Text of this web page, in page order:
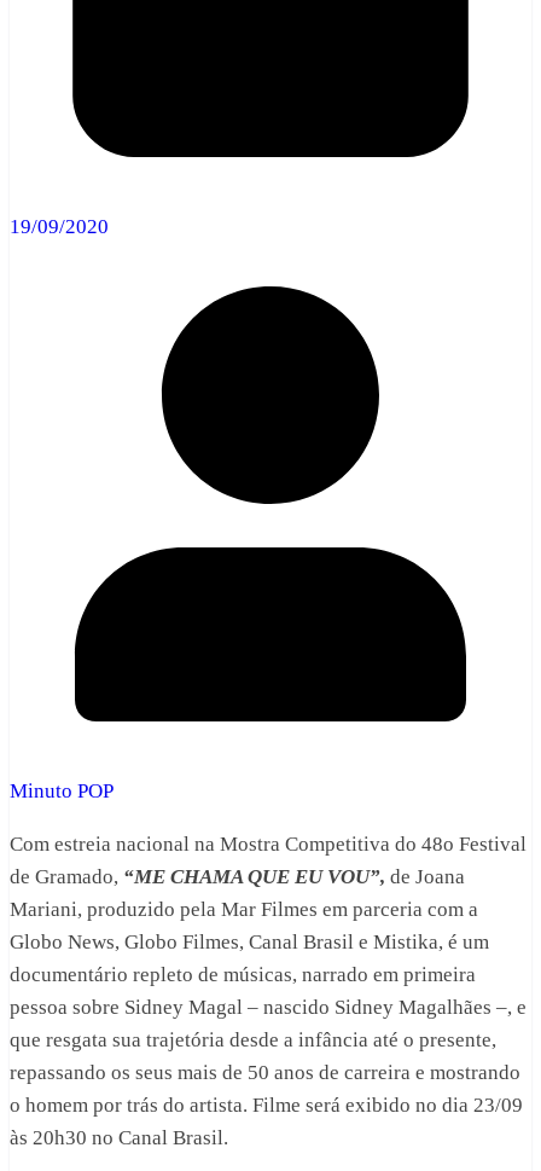
19/09/2020
Minuto POP
Com estreia nacional na Mostra Competitiva do 48o Festival
de Gramado, “ME CHAMA QUE EU VOU”, de Joana
Mariani, produzido pela Mar Filmes em parceria com a
Globo News, Globo Filmes, Canal Brasil e Mistika, é um
documentário repleto de músicas, narrado em primeira
pessoa sobre Sidney Magal – nascido Sidney Magalhães –, e
que resgata sua trajetória desde a infância até o presente,
repassando os seus mais de 50 anos de carreira e mostrando
o homem por trás do artista. Filme será exibido no dia 23/09
às 20h30 no Canal Brasil.